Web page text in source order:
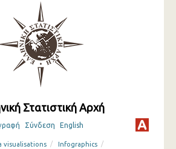
Στατιστική Αρχή
Σύνδεση English
visualisations / Infographics /